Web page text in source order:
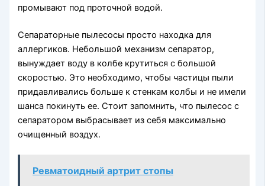
промывают под проточной водой.
Сепараторные пылесосы просто находка для
аллергиков. Небольшой механизм сепаратор,
вынуждает воду в колбе крутиться с большой
скоростью. Это необходимо, чтобы частицы пыли
придавливались больше к стенкам колбы и не имели
шанса покинуть ее. Стоит запомнить, что пылесос с
сепаратором выбрасывает из себя максимально
очищенный воздух.
Ревматоидный артрит стопы